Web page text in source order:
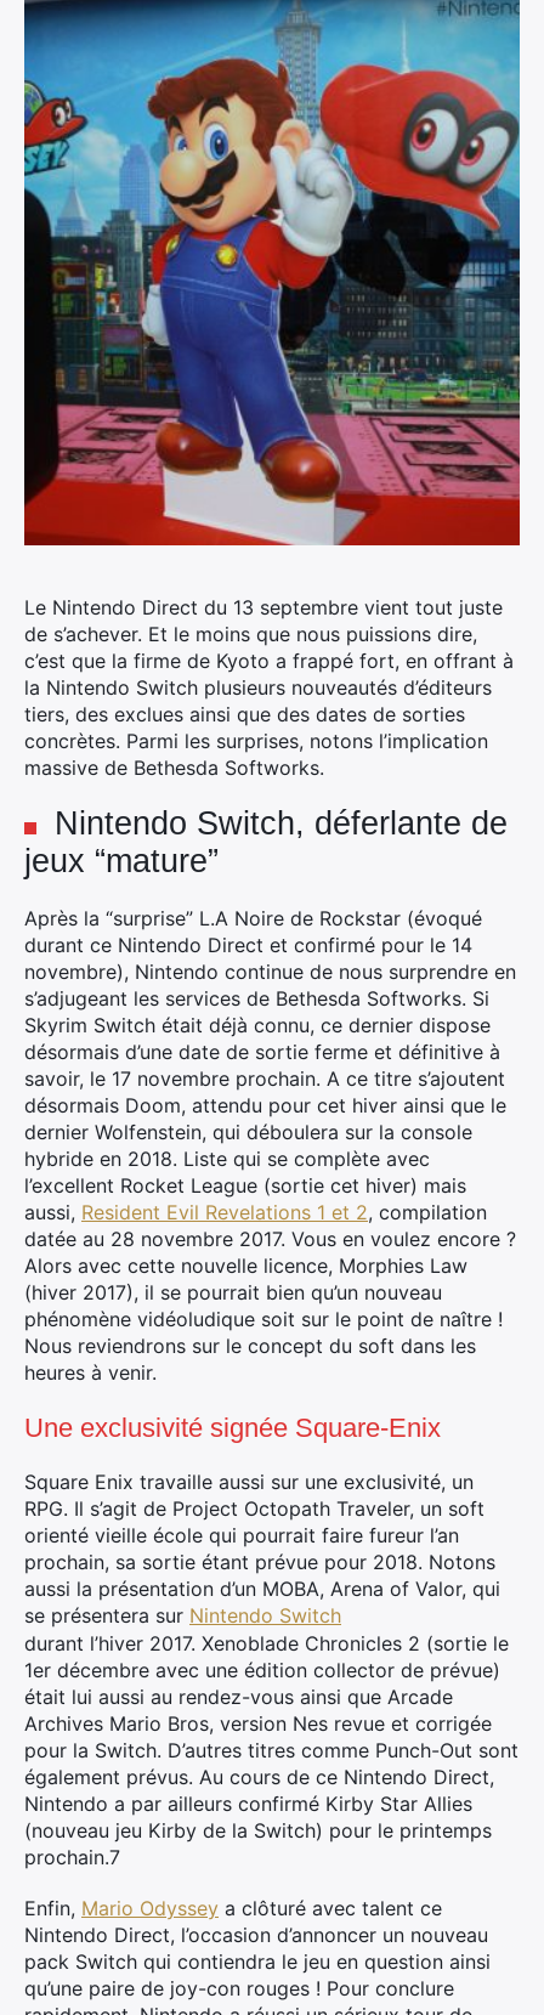
Le Nintendo Direct du 13 septembre vient tout juste
de s’achever. Et le moins que nous puissions dire,
c’est que la firme de Kyoto a frappé fort, en offrant à
la Nintendo Switch plusieurs nouveautés d’éditeurs
tiers, des exclues ainsi que des dates de sorties
concrètes. Parmi les surprises, notons l’implication
massive de Bethesda Softworks.
Nintendo Switch, déferlante de
jeux “mature”
Après la “surprise” L.A Noire de Rockstar (évoqué
durant ce Nintendo Direct et confirmé pour le 14
novembre), Nintendo continue de nous surprendre en
s’adjugeant les services de Bethesda Softworks. Si
Skyrim Switch était déjà connu, ce dernier dispose
désormais d’une date de sortie ferme et définitive à
savoir, le 17 novembre prochain. A ce titre s’ajoutent
désormais Doom, attendu pour cet hiver ainsi que le
dernier Wolfenstein, qui déboulera sur la console
hybride en 2018. Liste qui se complète avec
l’excellent Rocket League (sortie cet hiver) mais
aussi, Resident Evil Revelations 1 et 2, compilation
datée au 28 novembre 2017. Vous en voulez encore ?
Alors avec cette nouvelle licence, Morphies Law
(hiver 2017), il se pourrait bien qu’un nouveau
phénomène vidéoludique soit sur le point de naître !
Nous reviendrons sur le concept du soft dans les
heures à venir.
Une exclusivité signée Square-Enix
Square Enix travaille aussi sur une exclusivité, un
RPG. Il s’agit de Project Octopath Traveler, un soft
orienté vieille école qui pourrait faire fureur l’an
prochain, sa sortie étant prévue pour 2018. Notons
aussi la présentation d’un MOBA, Arena of Valor, qui
se présentera sur Nintendo Switch
durant l’hiver 2017. Xenoblade Chronicles 2 (sortie le
1er décembre avec une édition collector de prévue)
était lui aussi au rendez-vous ainsi que Arcade
Archives Mario Bros, version Nes revue et corrigée
pour la Switch. D’autres titres comme Punch-Out sont
également prévus. Au cours de ce Nintendo Direct,
Nintendo a par ailleurs confirmé Kirby Star Allies
(nouveau jeu Kirby de la Switch) pour le printemps
prochain.7
Enfin, Mario Odyssey a clôturé avec talent ce
Nintendo Direct, l’occasion d’annoncer un nouveau
pack Switch qui contiendra le jeu en question ainsi
qu’une paire de joy-con rouges ! Pour conclure